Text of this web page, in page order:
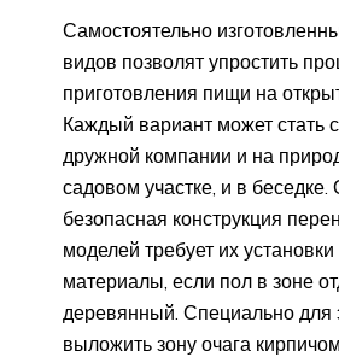
Самостоятельно
видов позволят упростить
приготовления пищи на
Каждый вариант может стать
дружной компании и на
садовом участке, и в беседке.
безопасная конструкция
моделей требует их
материалы, если пол в зоне
деревянный. Специально для
выложить зону очага